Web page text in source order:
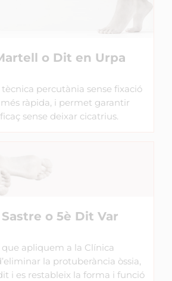
o Dit en Urpa
percutània sense fixació
ràpida, i permet garantir
sense deixar cicatrius.
o 5è Dit Var
apliquem a la Clínica
la protuberància òssia,
i es restableix la forma i funció